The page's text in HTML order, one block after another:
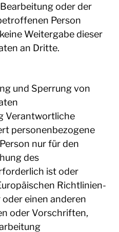
oder der
Person
Weitergabe dieser
an Dritte.
und Sperrung von
Verantwortliche
personenbezogene
nur für den
des
ist oder
Richtlinien-
einen anderen
oder Vorschriften,